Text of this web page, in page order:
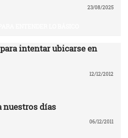
23/08/2025
intentar ubicarse en
12/12/2012
nuestros días
06/12/2011